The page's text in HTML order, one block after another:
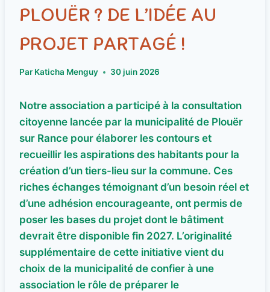
PLOUËR ? DE L’IDÉE AU
PROJET PARTAGÉ !
Par Katicha Menguy 30 juin 2026
Notre association a participé à la consultation
citoyenne lancée par la municipalité de Plouër
sur Rance pour élaborer les contours et
recueillir les aspirations des habitants pour la
création d’un tiers-lieu sur la commune. Ces
riches échanges témoignant d’un besoin réel et
d’une adhésion encourageante, ont permis de
poser les bases du projet dont le bâtiment
devrait être disponible fin 2027. L’originalité
supplémentaire de cette initiative vient du
choix de la municipalité de confier à une
association le rôle de préparer le